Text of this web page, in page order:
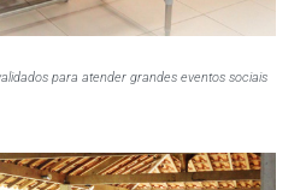
para atender grandes eventos sociais